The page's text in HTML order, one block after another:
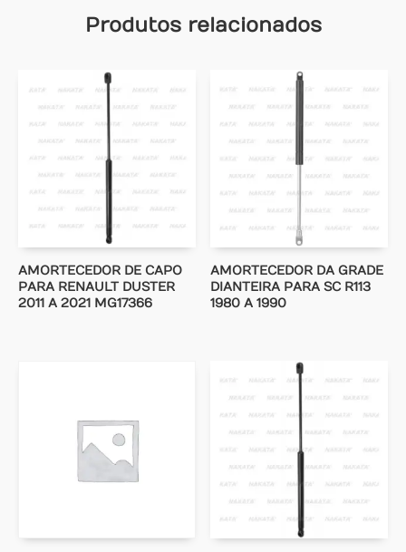
Produtos relacionados
AMORTECEDOR DE CAPO
PARA RENAULT DUSTER
2011 A 2021 MG17366
AMORTECEDOR DA GRADE
DIANTEIRA PARA SC R113
1980 A 1990